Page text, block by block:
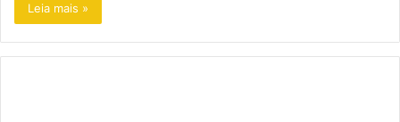
Leia mais »